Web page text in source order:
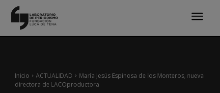
Inicio ACTUALIDAD
María Jesús Espinosa de los Monteros, nueva
directora de LACOproductora